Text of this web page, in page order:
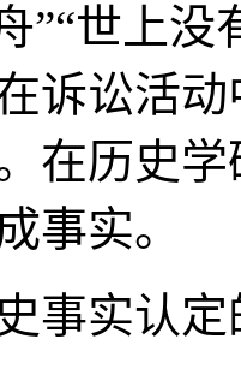
”“世上
诉讼活
在历史
事实。
实认定